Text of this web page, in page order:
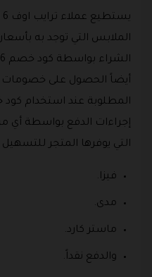
الملابس التي توجد به
أيضاً الحصول على خصومات
إجراءات الدفع بواسطة أي
التي يوفرها المتجر
فيزا.
مدى.
ماستر كارد.
والدفع نقداً.